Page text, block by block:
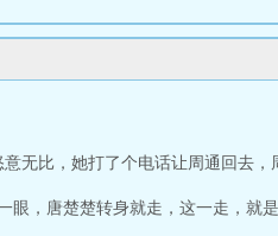
意无比，她打了个电话让周通回去，
眼，唐楚楚转身就走，这一走，就